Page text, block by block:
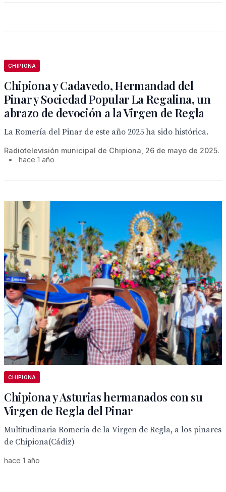
CHIPIONA
Chipiona y Cadavedo, Hermandad del
Pinar y Sociedad Popular La Regalina, un
abrazo de devoción a la Virgen de Regla
La Romería del Pinar de este año 2025 ha sido histórica.
Radiotelevisión municipal de Chipiona, 26 de mayo de 2025.
•
hace 1 año
CHIPIONA
Chipiona y Asturias hermanados con su
Virgen de Regla del Pinar
Multitudinaria Romería de la Virgen de Regla, a los pinares
de Chipiona(Cádiz)
hace 1 año